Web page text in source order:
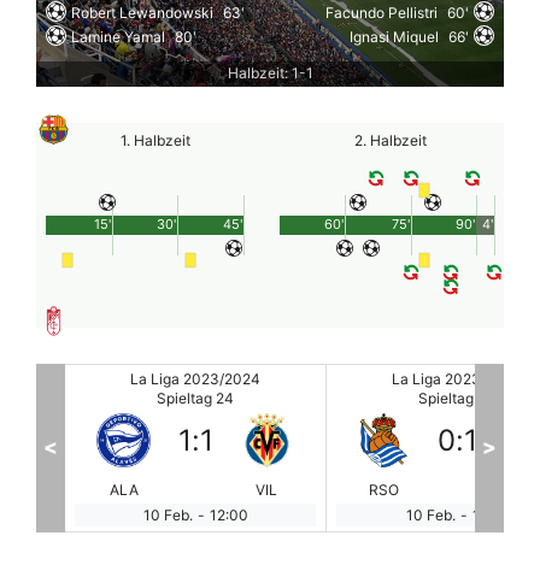
Robert Lewandowski 63'
Lamine Yamal 80'
Facundo Pellistri 60'
Ignasi Miquel 66'
Halbzeit: 1-1
1. Halbzeit
45'
15' 30'
2. Halbzeit
90'
60' 75' 4'
La Liga 2023/2024
Spieltag 24
RSO
0:1
OSA
10 Feb. - 14:15
La Liga 2023/2024
Spieltag 24
REAL
4:0
10 Feb. - 16:30
< >